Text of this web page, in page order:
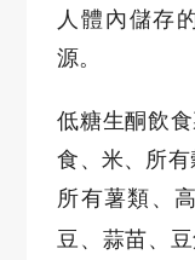
人體內儲存
源。
低糖生酮飲
食、米、所
所有薯類、
豆、蒜苗、